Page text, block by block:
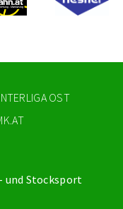
OST
und Stocksport